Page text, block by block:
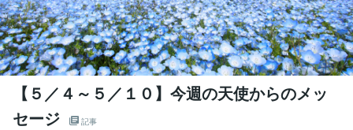
【５／４～５／１０】今週の天使からのメッ
セージ
記事